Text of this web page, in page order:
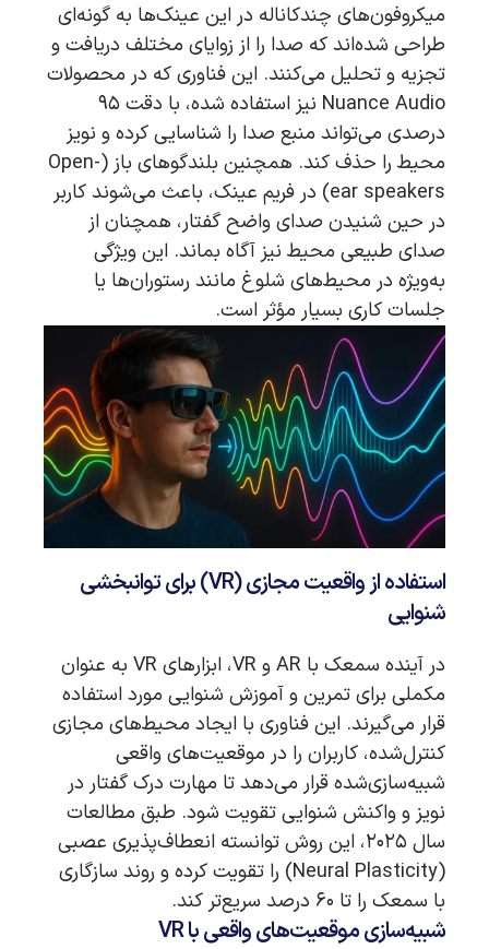
میکروفون‌های چندکاناله در این عینک‌ها به گونه‌ای
طراحی شده‌اند که صدا را از زوایای مختلف دریافت و
تجزیه و تحلیل می‌کنند. این فناوری که در محصولات
Nuance Audio نیز استفاده شده، با دقت ۹۵
درصدی می‌تواند منبع صدا را شناسایی کرده و نویز
محیط را حذف کند. همچنین بلندگوهای باز (Open-
ear speakers) در فریم عینک، باعث می‌شوند کاربر
در حین شنیدن صدای واضح گفتار، همچنان از
صدای طبیعی محیط نیز آگاه بماند. این ویژگی
به‌ویژه در محیط‌های شلوغ مانند رستوران‌ها یا
جلسات کاری بسیار مؤثر است.
استفاده از واقعیت مجازی (VR) برای توانبخشی
شنوایی
در آینده سمعک با AR و VR، ابزارهای VR به عنوان
مکملی برای تمرین و آموزش شنوایی مورد استفاده
قرار می‌گیرند. این فناوری با ایجاد محیط‌های مجازی
کنترل‌شده، کاربران را در موقعیت‌های واقعی
شبیه‌سازی‌شده قرار می‌دهد تا مهارت درک گفتار در
نویز و واکنش شنوایی تقویت شود. طبق مطالعات
سال ۲۰۲۵، این روش توانسته انعطاف‌پذیری عصبی
(Neural Plasticity) را تقویت کرده و روند سازگاری
با سمعک را تا ۶۰ درصد سریع‌تر کند.
شبیه‌سازی موقعیت‌های واقعی با VR